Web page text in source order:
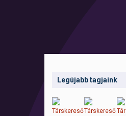
Legújabb tagjaink